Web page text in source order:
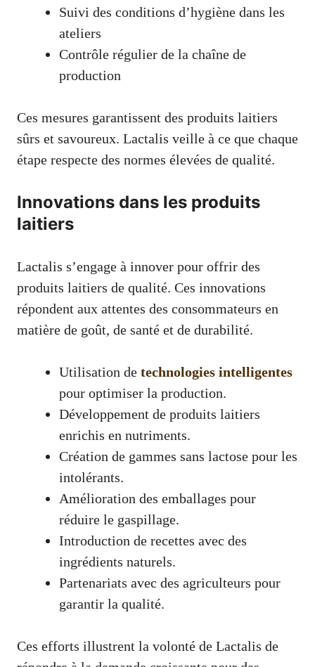
Suivi des conditions d’hygiène dans les
ateliers
Contrôle régulier de la chaîne de
production
Ces mesures garantissent des produits laitiers
sûrs et savoureux. Lactalis veille à ce que chaque
étape respecte des normes élevées de qualité.
Innovations dans les produits
laitiers
Lactalis s’engage à innover pour offrir des
produits laitiers de qualité. Ces innovations
répondent aux attentes des consommateurs en
matière de goût, de santé et de durabilité.
Utilisation de technologies intelligentes
pour optimiser la production.
Développement de produits laitiers
enrichis en nutriments.
Création de gammes sans lactose pour les
intolérants.
Amélioration des emballages pour
réduire le gaspillage.
Introduction de recettes avec des
ingrédients naturels.
Partenariats avec des agriculteurs pour
garantir la qualité.
Ces efforts illustrent la volonté de Lactalis de